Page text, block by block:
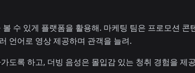
수 있게 플랫폼을 활용해. 마케팅 팀은 프로모션 콘
언어로 영상 제공하며 관객을 늘려.
도록 하고, 더빙 음성은 몰입감 있는 청취 경험을 제